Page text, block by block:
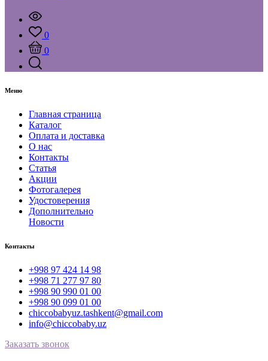
0
0
Меню
Главная страница
Каталог
Оплата и доставка
О нас
Контакты
Статья
Акции
Фотогалерея
Удостоверения
Дополнительно
Новости
Контакты
+998 97 424 14 98
+998 71 277 97 80
+998 90 990 01 00
+998 90 099 01 00
chiccobabyuz.tashkent@gmail.com
info@chiccobaby.uz
Заказать звонок